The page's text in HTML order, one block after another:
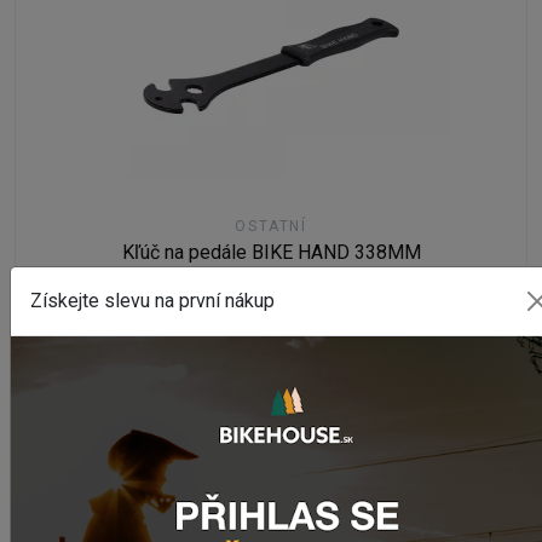
OSTATNÍ
Kľúč na pedále BIKE HAND 338MM
17,50 €
Získejte slevu na první nákup